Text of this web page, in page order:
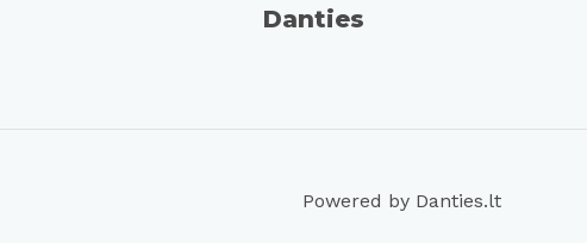
Danties
Powered by Danties.lt